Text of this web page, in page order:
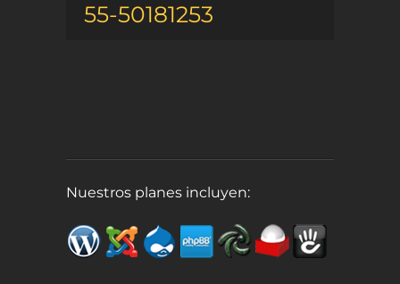
55-50181253
Nuestros planes incluyen: